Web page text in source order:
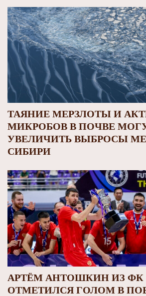
ТАЯНИЕ МЕРЗЛОТЫ И
МИКРОБОВ В ПОЧВЕ
УВЕЛИЧИТЬ ВЫБРОСЫ
СИБИРИ
АРТЁМ АНТОШКИН ИЗ ФК
ОТМЕТИЛСЯ ГОЛОМ В